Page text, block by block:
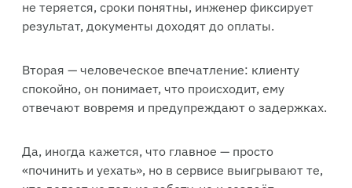
не теряется, сроки понятны, инженер фиксирует
результат, документы доходят до оплаты.
Вторая — человеческое впечатление: клиенту
спокойно, он понимает, что происходит, ему
отвечают вовремя и предупреждают о задержках.
Да, иногда кажется, что главное — просто
«починить и уехать», но в сервисе выигрывают те,